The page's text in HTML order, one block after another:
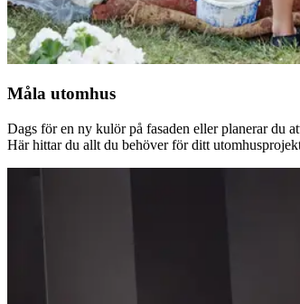
Måla utomhus
Dags för en ny kulör på fasaden eller planerar du
Här hittar du allt du behöver för ditt